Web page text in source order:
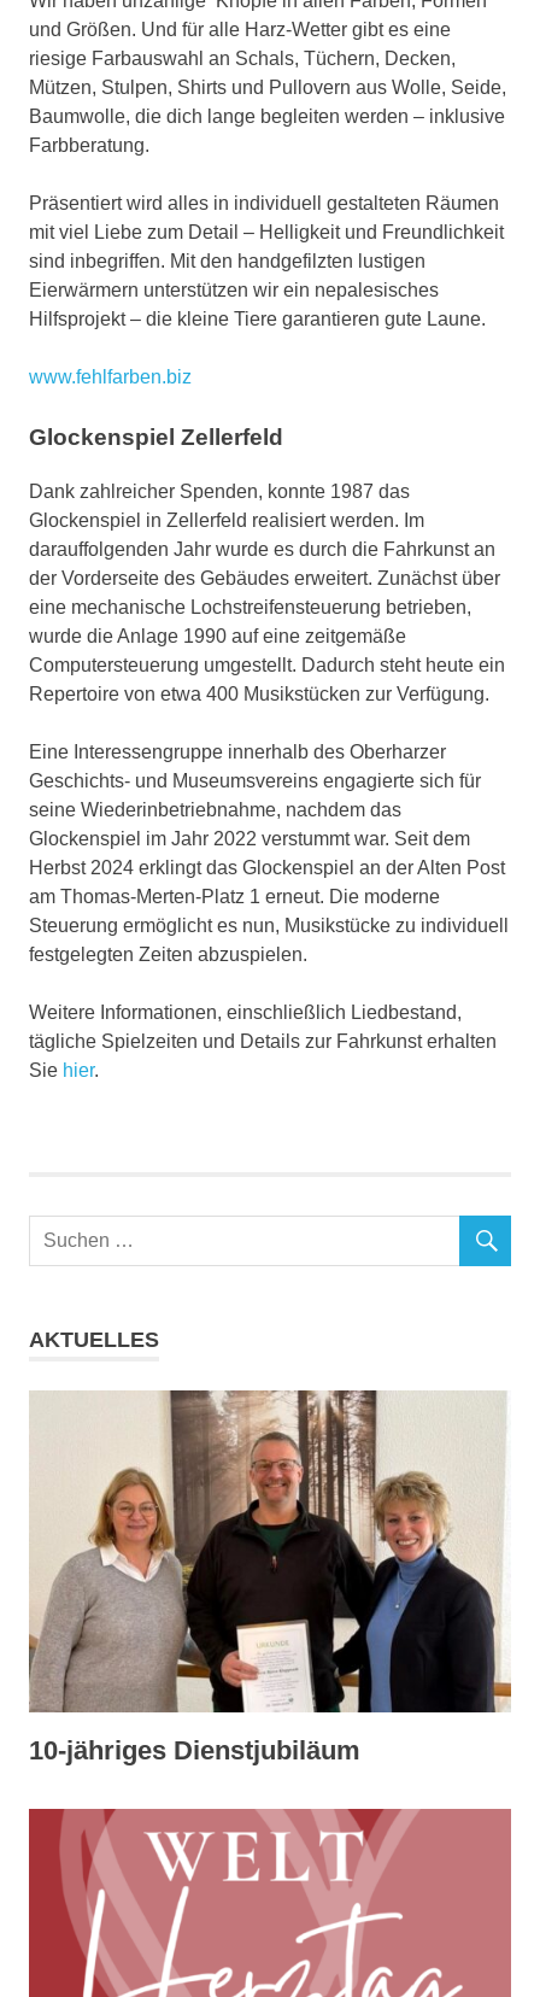
und Größen. Und für alle Harz-Wetter gibt es eine
riesige Farbauswahl an Schals, Tüchern, Decken,
Mützen, Stulpen, Shirts und Pullovern aus Wolle, Seide,
Baumwolle, die dich lange begleiten werden – inklusive
Farbberatung.
Präsentiert wird alles in individuell gestalteten Räumen
mit viel Liebe zum Detail – Helligkeit und Freundlichkeit
sind inbegriffen. Mit den handgefilzten lustigen
Eierwärmern unterstützen wir ein nepalesisches
Hilfsprojekt – die kleine Tiere garantieren gute Laune.
www.fehlfarben.biz
Glockenspiel Zellerfeld
Dank zahlreicher Spenden, konnte 1987 das
Glockenspiel in Zellerfeld realisiert werden. Im
darauffolgenden Jahr wurde es durch die Fahrkunst an
der Vorderseite des Gebäudes erweitert. Zunächst über
eine mechanische Lochstreifensteuerung betrieben,
wurde die Anlage 1990 auf eine zeitgemäße
Computersteuerung umgestellt. Dadurch steht heute ein
Repertoire von etwa 400 Musikstücken zur Verfügung.
Eine Interessengruppe innerhalb des Oberharzer
Geschichts- und Museumsvereins engagierte sich für
seine Wiederinbetriebnahme, nachdem das
Glockenspiel im Jahr 2022 verstummt war. Seit dem
Herbst 2024 erklingt das Glockenspiel an der Alten Post
am Thomas-Merten-Platz 1 erneut. Die moderne
Steuerung ermöglicht es nun, Musikstücke zu individuell
festgelegten Zeiten abzuspielen.
Weitere Informationen, einschließlich Liedbestand,
tägliche Spielzeiten und Details zur Fahrkunst erhalten
Sie hier.
AKTUELLES
10-jähriges Dienstjubiläum